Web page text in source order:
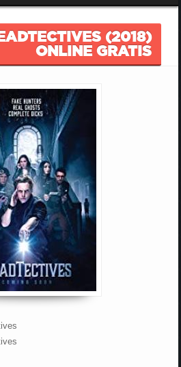
(2018)
ONLINE GRATIS